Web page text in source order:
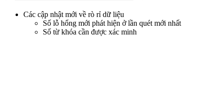
Các cập nhật mới về rò rỉ dữ liệu
Số lỗ hổng mới phát hiện ở lần quét mới nhất
Số từ khóa cần được xác minh